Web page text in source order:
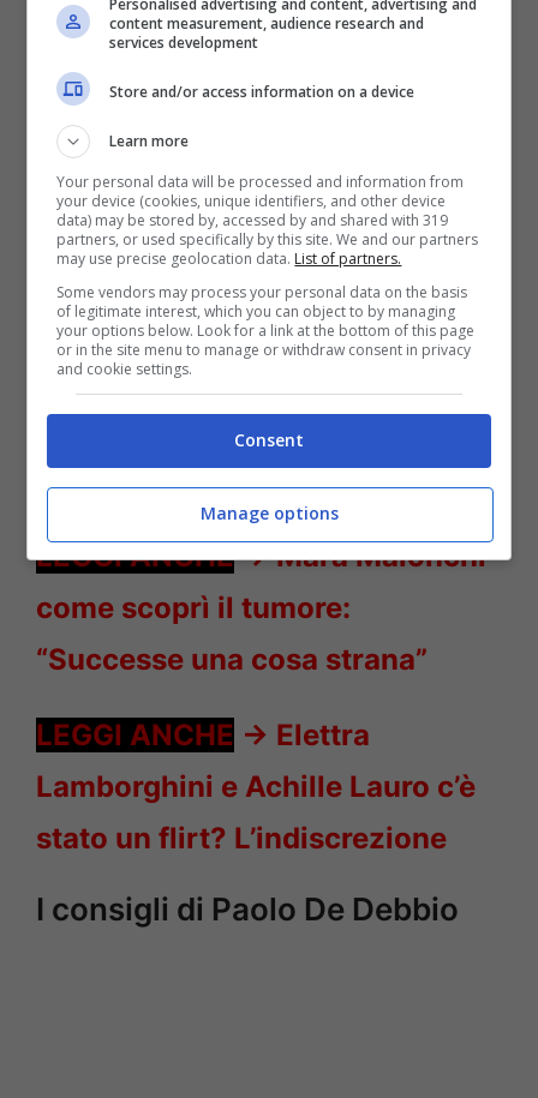
Non a caso, ecco che oggi nel mirino
dell’attenzione mediatica troviamo proprio i
Paolo Del Debbio rilascia
LEGGI ANCHE->Mara Maionchi
come scoprì il tumore:
“Successe una cosa strana”
LEGGI ANCHE -> Elettra
Lamborghini e Achille Lauro c’è
stato un flirt? L’indiscrezione
I consigli di Paolo De Debbio
Personalised advertising and content, advertising and
content measurement, audience research and
services development
Store and/or access information on a device
Learn more
Your personal data will be processed and information from
your device (cookies, unique identifiers, and other device
data) may be stored by, accessed by and shared with 319
partners, or used specifically by this site. We and our partners
may use precise geolocation data. List of partners.
Some vendors may process your personal data on the basis
of legitimate interest, which you can object to by managing
your options below. Look for a link at the bottom of this page
or in the site menu to manage or withdraw consent in privacy
and cookie settings.
Consent
Manage options